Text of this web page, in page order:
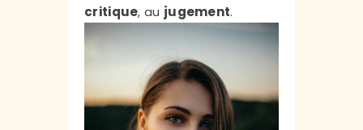
critique, au jugement.